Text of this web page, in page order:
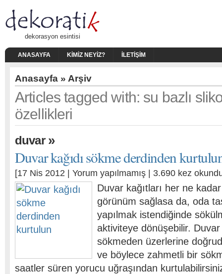
dekorasyon esintisi
ANASAYFA KIMIZ NEYIZ? İLETIŞIM
Anasayfa » Arşiv
Articles tagged with: su bazlı
özellikleri
duvar»
Duvar kağıdı sökme derdinden
[17 Nis 2012 | Yorum yapılmamış | 3.690 kez
Duvar kağıtları her ne
görünüm sağlasa da, oda
yapılmak istendiğinde
aktiviteye dönüşebilir. Duvar
sökmeden üzerlerine
ve böylece zahmetli bir
saatler süren yorucu uğraşından